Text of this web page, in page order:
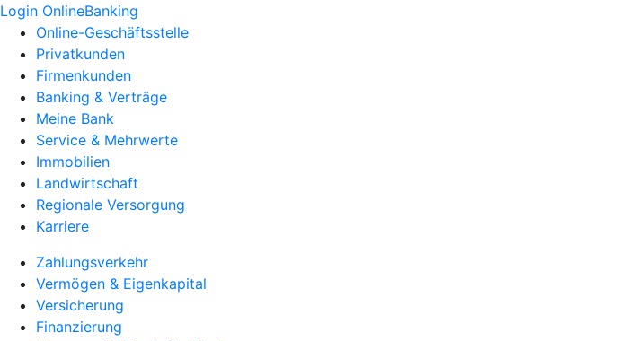
Login OnlineBanking
Online-Geschäftsstelle
Privatkunden
Firmenkunden
Banking & Verträge
Meine Bank
Service & Mehrwerte
Immobilien
Landwirtschaft
Regionale Versorgung
Karriere
Zahlungsverkehr
Vermögen & Eigenkapital
Versicherung
Finanzierung